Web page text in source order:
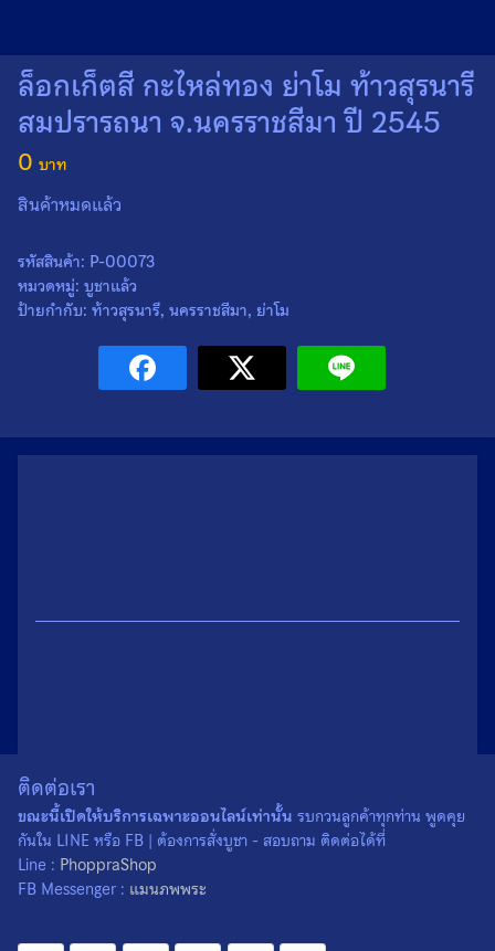
ล็อกเก็ตสี กะไหล่ทอง ย่าโม ท้าวสุรนารี
สมปรารถนา จ.นครราชสีมา ปี 2545
0
สินค้าหมดแล้ว
รหัสสินค้า: P-00073
หมวดหมู่: บูชาแล้ว
ป้ายกำกับ: ท้าวสุรนารี, นครราชสีมา, ย่าโม
น้ำหนัก
เนื้อ
โลหะ
สั่งผ่าน Line :
สั่งผ่าน FB Messenger :
ติดต่อเรา
ขณะนี้เปิดให้บริการเฉพาะออนไลน์เท่านั้น รบกวนลูกค้าทุกท่าน พูดคุย
กันใน LINE หรือ FB | ต้องการสั่งบูชา - สอบถาม ติดต่อได้ที่
Line : PhoppraShop
FB Messenger : แมนภพพระ